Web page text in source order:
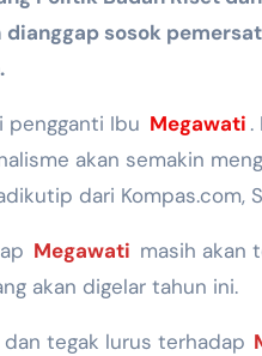
dianggap sosok
pengganti Ibu Megawati .
akan semakin
dari Kompas.com,
Megawati masih akan
akan digelar tahun ini.
tegak lurus terhadap